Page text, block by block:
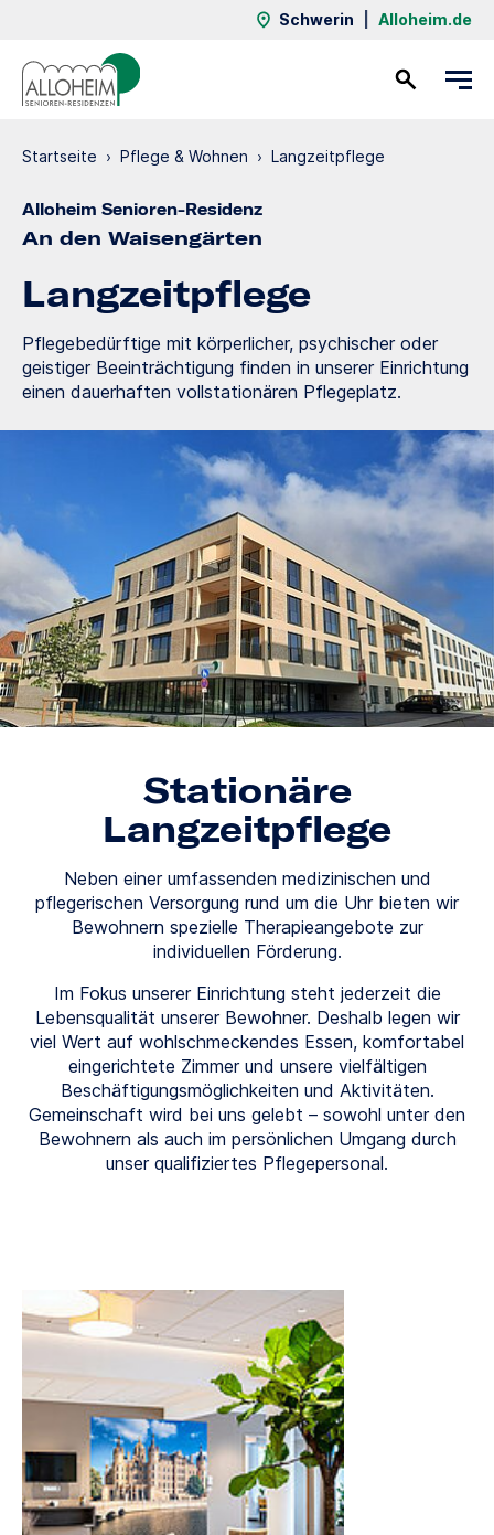
Schwerin Alloheim.de
Startseite › Pflege & Wohnen › Langzeit­pflege
Alloheim Senioren-Residenz
An den Waisengärten
Langzeit­pflege
Pflegebedürftige mit körperlicher, psychischer oder
geistiger Beeinträchtigung finden in unserer Einrichtung
einen dauerhaften vollstationären Pflegeplatz.
Stationäre
Langzeitpflege
Neben einer umfassenden medizinischen und
pflegerischen Versorgung rund um die Uhr bieten wir
Bewohnern spezielle Therapieangebote zur
individuellen Förderung.
Im Fokus unserer Einrichtung steht jederzeit die
Lebensqualität unserer Bewohner. Deshalb legen wir
viel Wert auf wohlschmeckendes Essen, komfortabel
eingerichtete Zimmer und unsere vielfältigen
Beschäftigungsmöglichkeiten und Aktivitäten.
Gemeinschaft wird bei uns gelebt – sowohl unter den
Bewohnern als auch im persönlichen Umgang durch
unser qualifiziertes Pflegepersonal.